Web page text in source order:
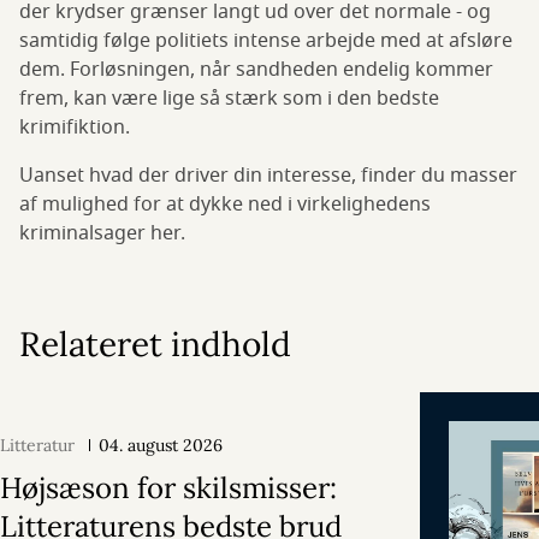
der krydser grænser langt ud over det normale - og
samtidig følge politiets intense arbejde med at afsløre
dem. Forløsningen, når sandheden endelig kommer
frem, kan være lige så stærk som i den bedste
krimifiktion.
Uanset hvad der driver din interesse, finder du masser
af mulighed for at dykke ned i virkelighedens
kriminalsager her.
Relateret indhold
Litteratur 04. august 2026
Højsæson for skilsmisser:
Litteraturens bedste brud